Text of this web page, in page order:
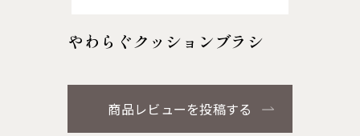
やわらぐクッションブラシ
商品レビューを投稿する